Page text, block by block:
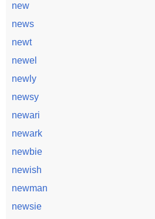
new
news
newt
newel
newly
newsy
newari
newark
newbie
newish
newman
newsie